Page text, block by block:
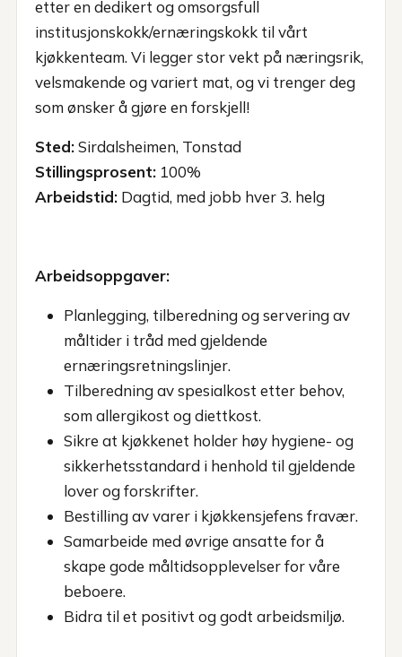
etter en dedikert og omsorgsfull
institusjonskokk/ernæringskokk til vårt
kjøkkenteam. Vi legger stor vekt på næringsrik,
velsmakende og variert mat, og vi trenger deg
som ønsker å gjøre en forskjell!
Sted:Sirdalsheimen, Tonstad
Stillingsprosent: 100%
Arbeidstid: Dagtid, med jobb hver 3. helg
Arbeidsoppgaver:
Planlegging, tilberedning og servering av
måltider i tråd med gjeldende
ernæringsretningslinjer.
Tilberedning av spesialkost etter behov,
som allergikost og diettkost.
Sikre at kjøkkenet holder høy hygiene- og
sikkerhetsstandard i henhold til gjeldende
lover og forskrifter.
Bestilling av varer i kjøkkensjefens fravær.
Samarbeide med øvrige ansatte for å
skape gode måltidsopplevelser for våre
beboere.
Bidra til et positivt og godt arbeidsmiljø.